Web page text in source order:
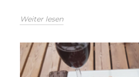
Weiter lesen